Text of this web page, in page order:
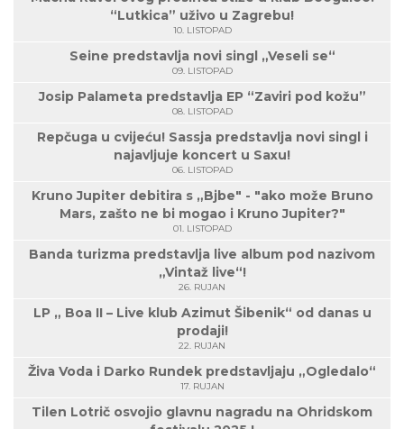
“Lutkica” uživo u Zagrebu!
10. LISTOPAD
Seine predstavlja novi singl „Veseli se“
09. LISTOPAD
Josip Palameta predstavlja EP “Zaviri pod kožu”
08. LISTOPAD
Repčuga u cvijeću! Sassja predstavlja novi singl i
najavljuje koncert u Saxu!
06. LISTOPAD
Kruno Jupiter debitira s „Bjbe" - "ako može Bruno
Mars, zašto ne bi mogao i Kruno Jupiter?"
01. LISTOPAD
Banda turizma predstavlja live album pod nazivom
„Vintaž live“!
26. RUJAN
LP „ Boa II – Live klub Azimut Šibenik“ od danas u
prodaji!
22. RUJAN
Živa Voda i Darko Rundek predstavljaju „Ogledalo“
17. RUJAN
Tilen Lotrič osvojio glavnu nagradu na Ohridskom